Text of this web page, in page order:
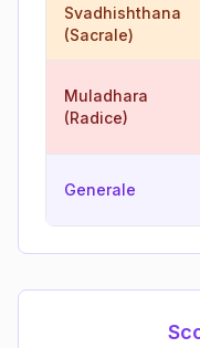
Svadhishthana
(Sacrale)
Muladhara
(Radice)
Generale